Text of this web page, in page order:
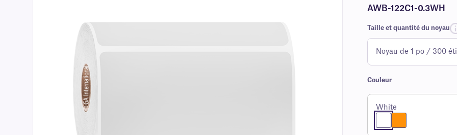
AWB-122C1-0.3WH
Taille et quantité du noyau
Couleur
White